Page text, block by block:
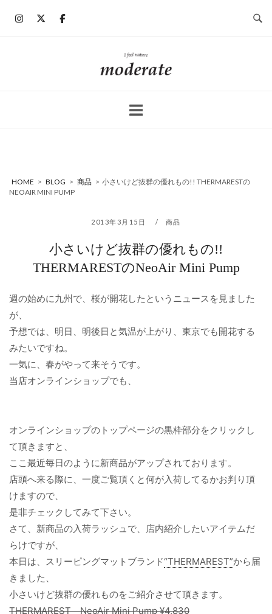
ホ
ー
HOME > BLOG > 商品 > 小さいけど抜群の優れもの!! THERMARESTの
NEOAIR MINI PUMP
2013年3月15日 商品
小さいけど抜群の優れもの!!
THERMARESTのNeoAir Mini Pump
週の始めに九州で、桜が開花したというニュースを見ました
が、
予想では、明日、明後日と気温が上がり、東京でも開花する
みたいですね。
一気に、春がやって来そうです。
当店オンラインショップでも、
オンラインショップのトップページの黒枠部分をクリックし
て頂きますと、
ここ最近毎日のように新商品がアップされております。
店頭へ来る際に、一度ご覧頂くと何が入荷してるかお判り頂
けますので、
是非チェックしてみて下さい。
さて、新商品の入荷ラッシュで、店内紹介したいアイテムだ
らけですが、
本日は、スリーピングマットブランド“THERMAREST”から届
きました、
小さいけど抜群の優れものをご紹介させて頂きます。
THERMAREST NeoAir Mini Pump ¥4,830